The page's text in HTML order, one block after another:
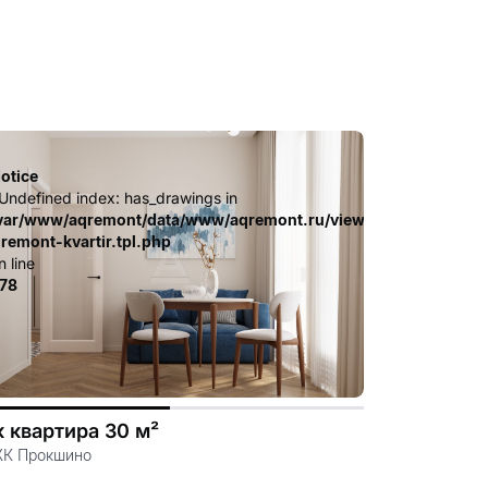
index: has_drawings in
www/aqremont/data/www/aqremont.ru/view/templates_c/
kvartir.tpl.php
line
квартира 30 м²
Прокшино